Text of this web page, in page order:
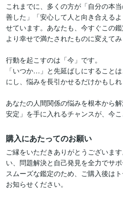
これまでに、多くの方が「自分の本
善した」「安心して人と向き合える
せています。あなたも、今すぐこの
より幸せで満たされたものに変えて
行動を起こすのは「今」です。
「いつか…」と先延ばしにすること
にし、悩みを長引かせるだけかもしれ
あなたの人間関係の悩みを根本から
安定」を手に入れるチャンスが、今こ
購入にあたってのお願い
ご縁をいただきありがとうございま
い、問題解決と自己発見を全力でサポ
スムーズな鑑定のため、ご購入後は
お知らせください。